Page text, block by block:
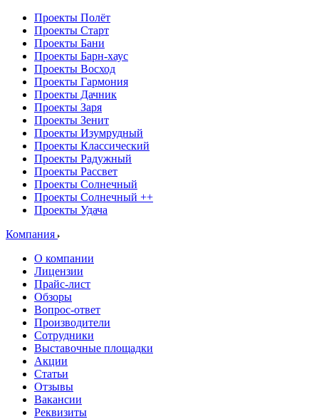
Проекты Полёт
Проекты Старт
Проекты Бани
Проекты Барн-хаус
Проекты Восход
Проекты Гармония
Проекты Дачник
Проекты Заря
Проекты Зенит
Проекты Изумрудный
Проекты Классический
Проекты Радужный
Проекты Рассвет
Проекты Солнечный
Проекты Солнечный ++
Проекты Удача
Компания
О компании
Лицензии
Прайс-лист
Обзоры
Вопрос-ответ
Производители
Сотрудники
Выставочные площадки
Акции
Статьи
Отзывы
Вакансии
Реквизиты